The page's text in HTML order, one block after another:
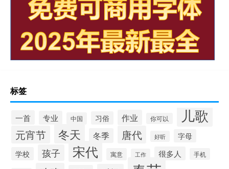
标签
一首 专业 中国 习俗 作业 你可以 儿歌
元宵节 冬天 冬季 唐代 好听
字母
学校
孩子 宋代 寓意 工作 很多人 手机